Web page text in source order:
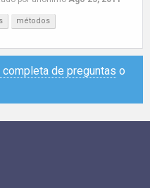
métodos
de preguntas o